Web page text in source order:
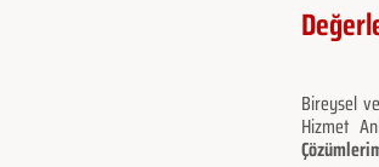
Bireysel
Hizmet